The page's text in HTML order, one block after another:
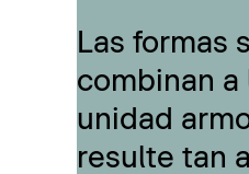
Las formas
combinan
unidad
resulte tan